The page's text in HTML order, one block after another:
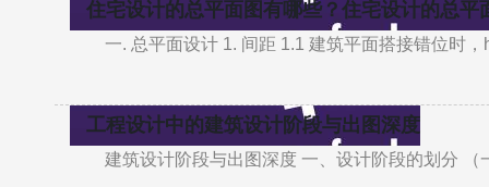
住宅设计的总平面图有哪些？住宅设计的总平
一. 总平面设计 1. 间距 1.1 建筑平面搭接错位时
工程设计中的建筑设计阶段与出图深度
建筑设计阶段与出图深度 一、设计阶段的划分